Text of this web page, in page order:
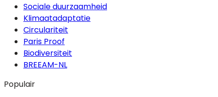
Sociale duurzaamheid
Klimaatadaptatie
Circulariteit
Paris Proof
Biodiversiteit
BREEAM-NL
Populair